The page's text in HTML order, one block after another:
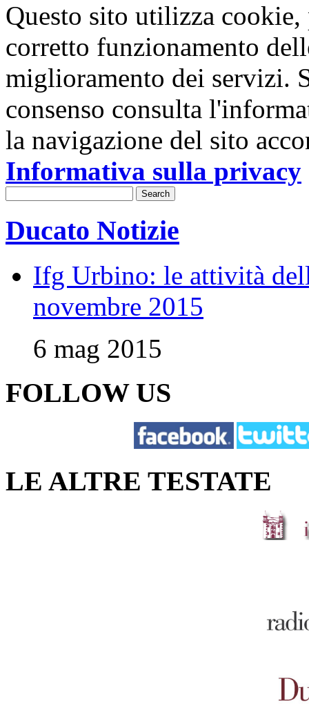
Questo sito utilizza
corretto funzionamento
miglioramento dei servizi.
consenso consulta
la navigazione del sito
Informativa sulla privacy
Ducato Notizie
Ifg Urbino: le attività
novembre 2015
6 mag 2015
FOLLOW US
LE ALTRE TESTATE